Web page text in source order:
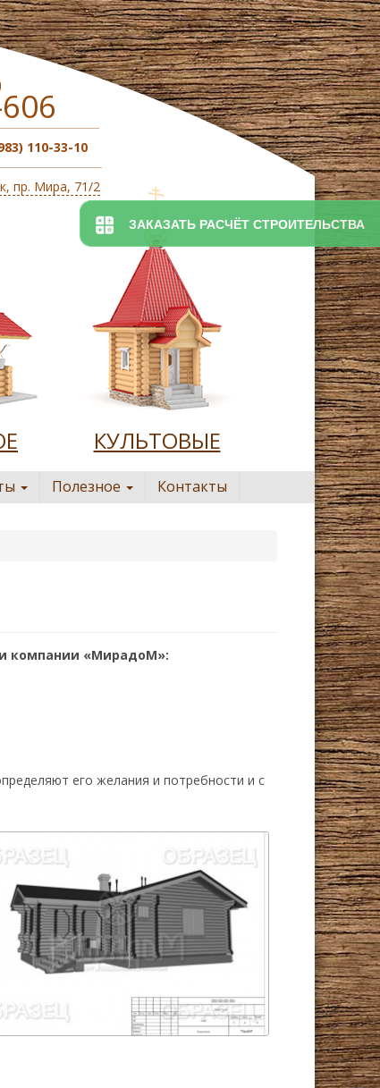
ЗАКАЗАТЬ РАСЧЁТ СТРОИТЕЛЬСТВА
110-33-10
пр. Мира, 71/2
КУЛЬТОВЫЕ
Полезное Контакты
компании «МирадоМ»:
его желания и потребности и с